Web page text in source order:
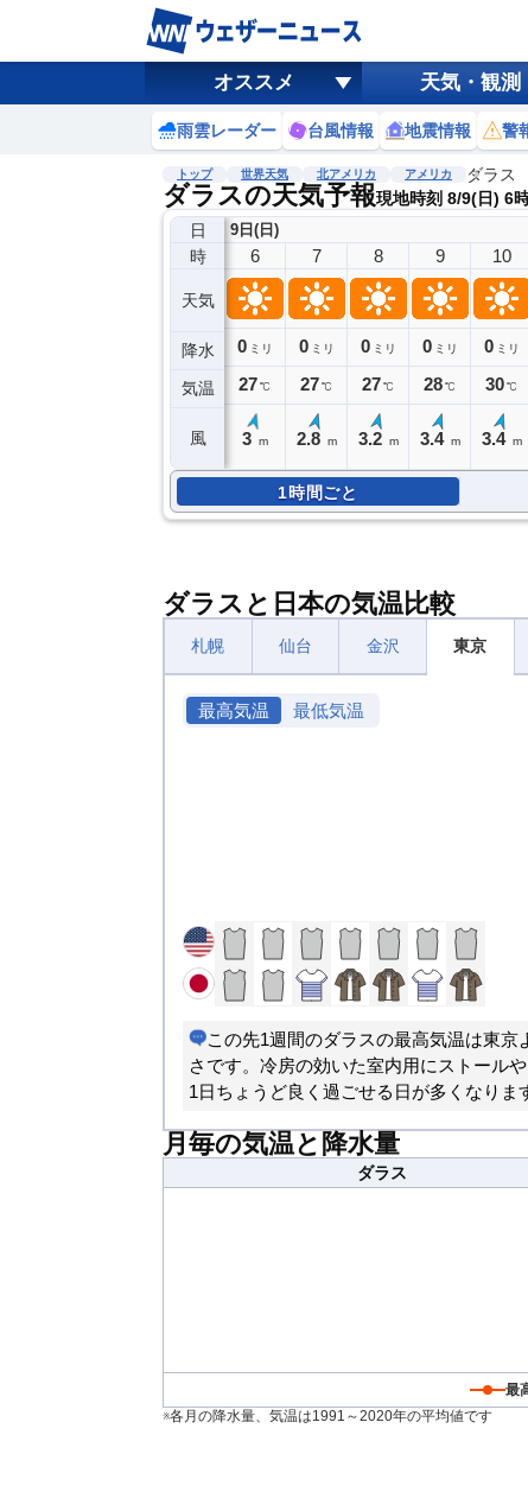
オススメ 天気・観測
雨雲レーダー 台風情報 地震情報 警
トップ 世界天気 北アメリカ アメリカ ダラス
ダラスの天気予報現地時刻 8/9(日) 6
日
時
天気
降水
気温
風
9日(日)
6
0 ミリ
27℃
3 m
7
0 ミリ
27℃
2.8 m
8
0 ミリ
27℃
3.2 m
9
0 ミリ
28℃
3.4 m
10
0 ミリ
30℃
3.4 m
1時間ごと
ダラスと日本の気温比較
札幌 仙台 金沢 東京
最高気温 最低気温
この先1週間のダラスの最高気温は東
さです。冷房の効いた室内用にストール
1日ちょうど良く過ごせる日が多くなりま
月毎の気温と降水量
ダラス
最
※各月の降水量、気温は1991～2020年の平均値です